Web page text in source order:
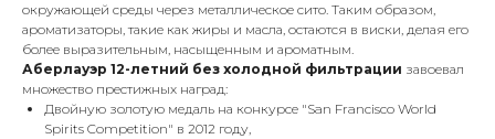
окружающей среды через металлическое сито. Таким образом,
ароматизаторы, такие как жиры и масла, остаются в виски, делая его
более выразительным, насыщенным и ароматным.
Аберлауэр 12-летний без холодной фильтрации завоевал
множество престижных наград:
Двойную золотую медаль на конкурсе "San Francisco World
Spirits Competition" в 2012 году,